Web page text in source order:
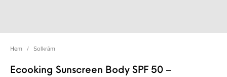
Hem / Solkräm
Ecooking Sunscreen Body SPF 50 –